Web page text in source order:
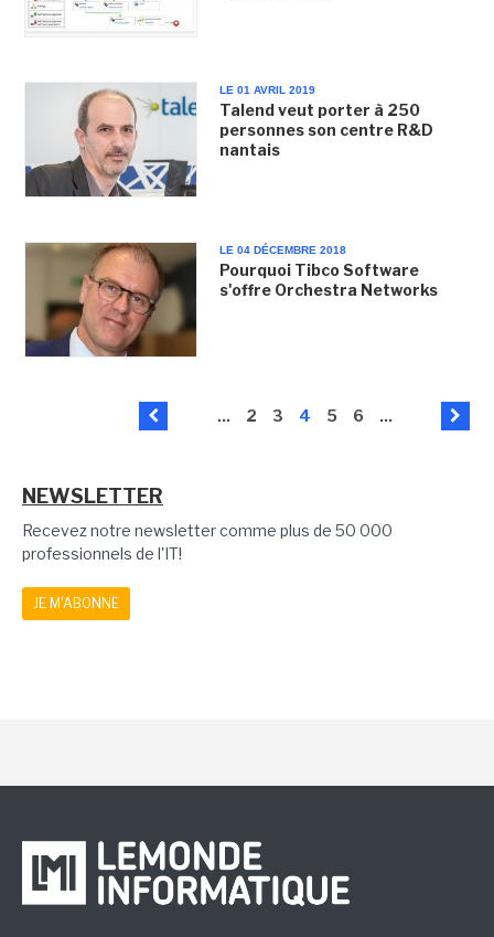
LE 01 AVRIL 2019
Talend veut porter à 250
personnes son centre R&D
nantais
LE 04 DÉCEMBRE 2018
Pourquoi Tibco Software
s'offre Orchestra Networks
... 2 3 4 5 6 ...
NEWSLETTER
Recevez notre newsletter comme plus de 50 000
professionnels de l'IT!
JE M'ABONNE